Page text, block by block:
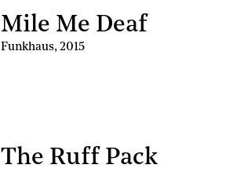
Mile Me Deaf
Funkhaus,2015
The Ruff Pack